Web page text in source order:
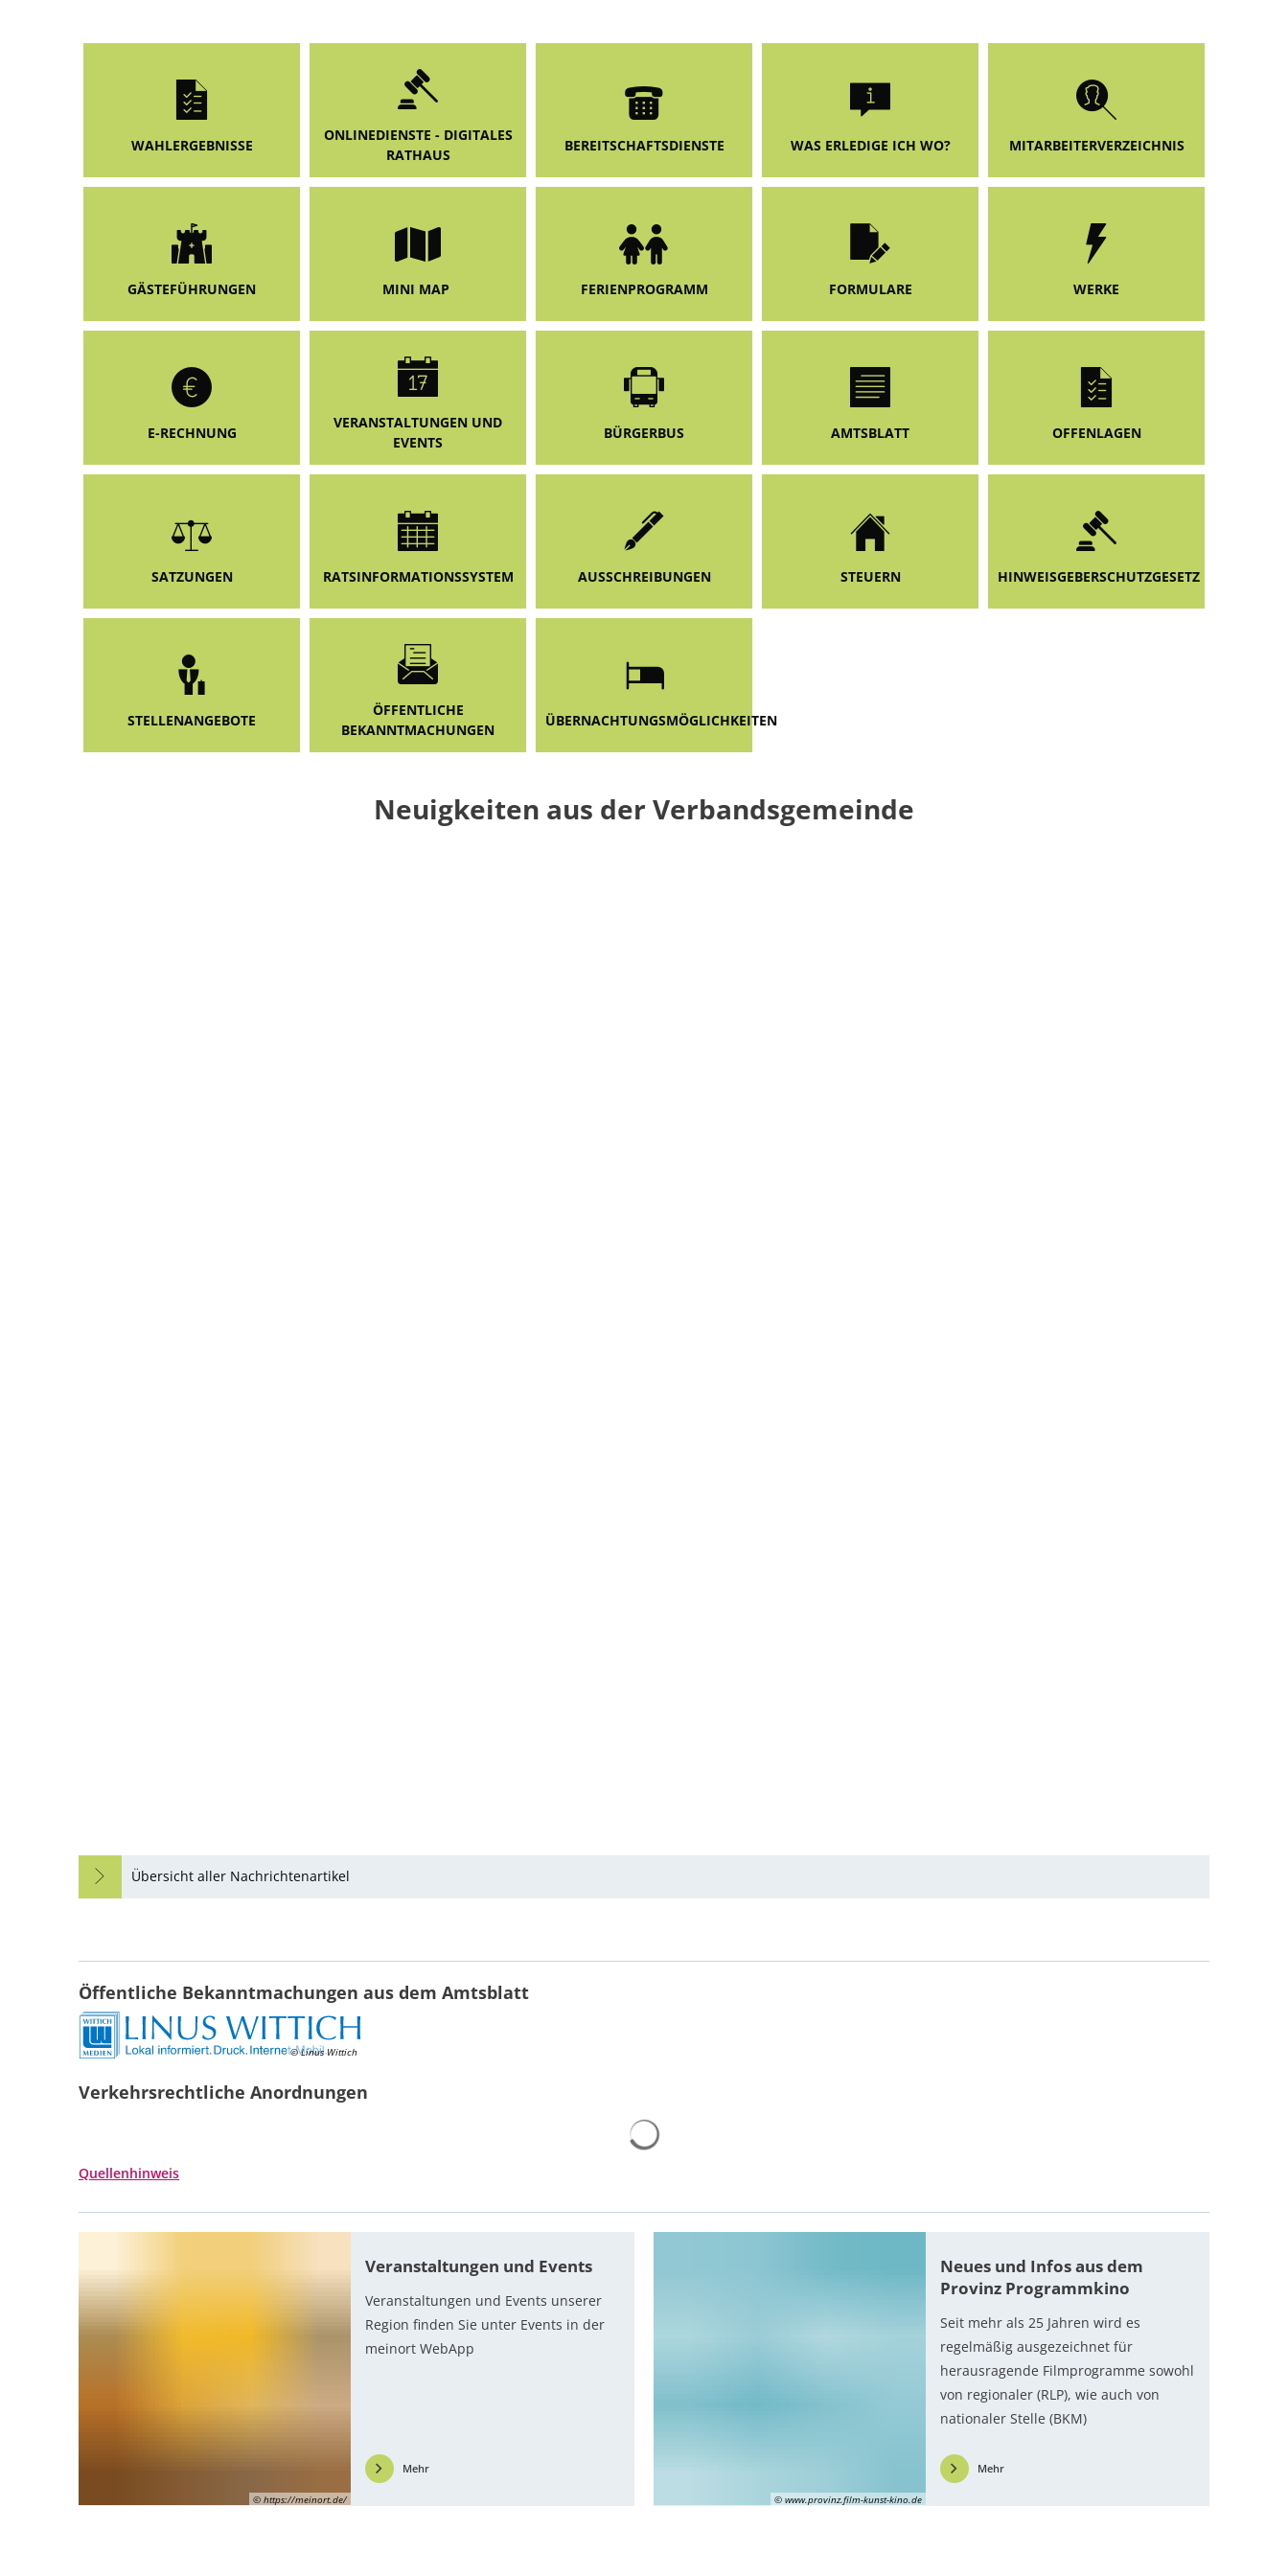
WAHLERGEBNISSE
ONLINEDIENSTE - DIGITALES
RATHAUS
BEREITSCHAFTSDIENSTE WAS ERLEDIGE ICH WO? MITARBEITERVERZEICHNIS
GÄSTEFÜHRUNGEN MINI MAP FERIENPROGRAMM FORMULARE WERKE
E-RECHNUNG
VERANSTALTUNGEN UND
EVENTS
BÜRGERBUS AMTSBLATT OFFENLAGEN
SATZUNGEN RATSINFORMATIONSSYSTEM AUSSCHREIBUNGEN STEUERN HINWEISGEBERSCHUTZGESETZ
STELLENANGEBOTE
ÖFFENTLICHE
BEKANNTMACHUNGEN
ÜBERNACHTUNGSMÖGLICHKEITEN
Neuigkeiten aus der Verbandsgemeinde
Übersicht aller Nachrichtenartikel
Öffentliche Bekanntmachungen aus dem Amtsblatt
© Linus Wittich
Verkehrsrechtliche Anordnungen
Quellenhinweis
© https://meinort.de/
Veranstaltungen und Events
Veranstaltungen und Events unserer
Region finden Sie unter Events in der
meinort WebApp
Mehr
© www.provinz.film-kunst-kino.de
Neues und Infos aus dem
Provinz Programmkino
Seit mehr als 25 Jahren wird es
regelmäßig ausgezeichnet für
herausragende Filmprogramme sowohl
von regionaler (RLP), wie auch von
nationaler Stelle (BKM)
Mehr